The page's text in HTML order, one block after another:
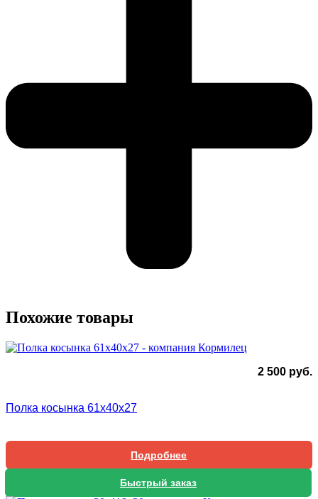
Похожие товары
2 500 руб.
Полка косынка 61x40x27
Подробнее
Быстрый заказ